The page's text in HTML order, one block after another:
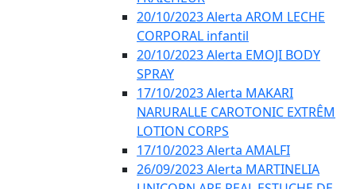
20/10/2023 Alerta AROM LECHE
CORPORAL infantil
20/10/2023 Alerta EMOJI BODY
SPRAY
17/10/2023 Alerta MAKARI
NARURALLE CAROTONIC EXTRÊM
LOTION CORPS
17/10/2023 Alerta AMALFI
26/09/2023 Alerta MARTINELIA